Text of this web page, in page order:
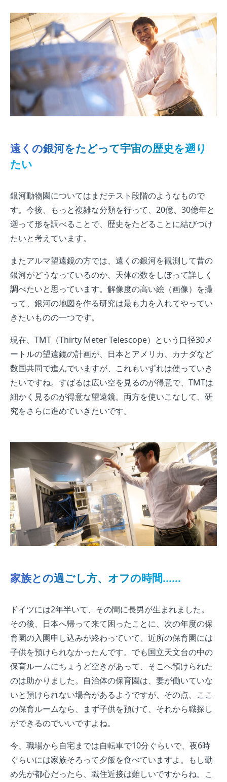
遠くの銀河をたどって宇宙の歴史を遡り
たい
銀河動物園についてはまだテスト段階のようなもので
す。今後、もっと複雑な分類を行って、20億、30億年と
遡って形を調べることで、歴史をたどることに結びつけ
たいと考えています。
またアルマ望遠鏡の方では、遠くの銀河を観測して昔の
銀河がどうなっているのか、天体の数をしぼって詳しく
調べたいと思っています。解像度の高い絵（画像）を撮
って、銀河の地図を作る研究は最も力を入れてやってい
きたいものの一つです。
現在、TMT（Thirty Meter Telescope）という口径30メ
ートルの望遠鏡の計画が、日本とアメリカ、カナダなど
数国共同で進んでいますが、これもいずれは使っていき
たいですね。すばるは広い空を見るのが得意で、TMTは
細かく見るのが得意な望遠鏡。両方を使いこなして、研
究をさらに進めていきたいです。
家族との過ごし方、オフの時間……
ドイツには2年半いて、その間に長男が生まれました。
その後、日本へ帰って来て困ったことに、次の年度の保
育園の入園申し込みが終わっていて、近所の保育園には
子供を預けられなかったんです。でも国立天文台の中の
保育ルームにちょうど空きがあって、そこへ預けられた
のは助かりました。自治体の保育園は、妻が働いていな
いと預けられない場合があるようですが、その点、ここ
の保育ルームなら、まず子供を預けて、それから職探し
ができるのでいいですよね。
今、職場から自宅までは自転車で10分ぐらいで、夜6時
ぐらいには家族そろって夕飯を食べていますよ。もし勤
め先が都心だったら、職住近接は難しいですからね。こ